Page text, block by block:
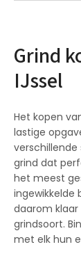
Grind
IJssel
Het kopen
lastige
grind dat
het meest
ingewikkelde
daarom
grindsoort.
met elk hun